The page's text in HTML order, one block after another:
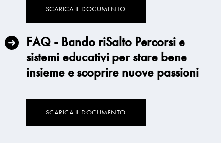
SCARICA IL DOCUMENTO
FAQ - Bando riSalto Percorsi e
sistemi educativi per stare bene
insieme e scoprire nuove passioni
SCARICA IL DOCUMENTO